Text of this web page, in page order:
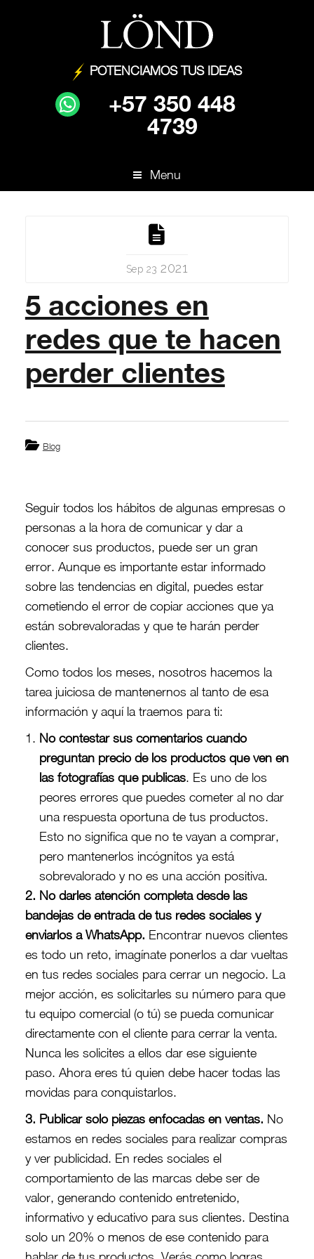
POTENCIAMOS TUS IDEAS
+57 350 448
4739
Menu
Sep 232021
5 acciones en
redes que te hacen
perder clientes
Blog
Seguir todos los hábitos de algunas empresas o
personas a la hora de comunicar y dar a
conocer sus productos, puede ser un gran
error. Aunque es importante estar informado
sobre las tendencias en digital, puedes estar
cometiendo el error de copiar acciones que ya
están sobrevaloradas y que te harán perder
clientes.
Como todos los meses, nosotros hacemos la
tarea juiciosa de mantenernos al tanto de esa
información y aquí la traemos para ti:
No contestar sus comentarios cuando
preguntan precio de los productos que ven en
las fotografías que publicas. Es uno de los
peores errores que puedes cometer al no dar
una respuesta oportuna de tus productos.
Esto no significa que no te vayan a comprar,
pero mantenerlos incógnitos ya está
sobrevalorado y no es una acción positiva.
2. No darles atención completa desde las
bandejas de entrada de tus redes sociales y
enviarlos a WhatsApp. Encontrar nuevos clientes
es todo un reto, imagínate ponerlos a dar vueltas
en tus redes sociales para cerrar un negocio. La
mejor acción, es solicitarles su número para que
tu equipo comercial (o tú) se pueda comunicar
directamente con el cliente para cerrar la venta.
Nunca les solicites a ellos dar ese siguiente
paso. Ahora eres tú quien debe hacer todas las
movidas para conquistarlos.
3. Publicar solo piezas enfocadas en ventas. No
estamos en redes sociales para realizar compras
y ver publicidad. En redes sociales el
comportamiento de las marcas debe ser de
valor, generando contenido entretenido,
informativo y educativo para sus clientes. Destina
solo un 20% o menos de ese contenido para